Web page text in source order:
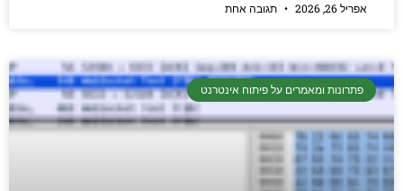
אפריל 26, 2026 תגובה אחת
פתרונות ומאמרים על פיתוח אינטרנט